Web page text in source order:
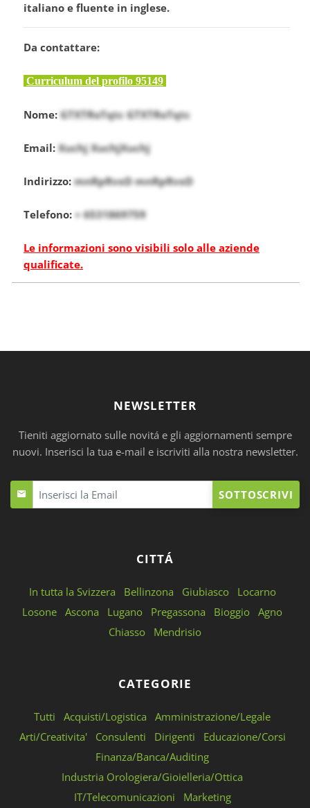
italiano e fluente in inglese.
Da contattare:
Curriculum del profilo 95149
Nome:GTXTRoTqtc GTXTRoTqtc
Email: Xuchj XuchjXuchj
Indirizzo:mnRpRvxD mnRpRvxD
Telefono: + 6531869759
Le informazioni sono visibili solo alle aziende
qualificate.
NEWSLETTER
Tieniti aggiornato sulle novitá e gli aggiornamenti sempre
nuovi. Inserisci la tua e-mail e iscriviti alla nostra newsletter.
SOTTOSCRIVI
CITTÁ
In tutta la Svizzera Bellinzona Giubiasco
Locarno
Losone Ascona Lugano Pregassona Bioggio Agno
Chiasso
Mendrisio
CATEGORIE
Tutti Acquisti/Logistica
Amministrazione/Legale
Arti/Creativita'
Consulenti Dirigenti
Educazione/Corsi
Finanza/Banca/Auditing
Industria Orologiera/Gioielleria/Ottica
IT/Telecomunicazioni
Marketing